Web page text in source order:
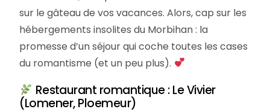
sur le gâteau de vos vacances. Alors, cap sur les
hébergements insolites du Morbihan : la
promesse d’un séjour qui coche toutes les cases
du romantisme (et un peu plus).
Restaurant romantique : Le Vivier
(Lomener, Ploemeur)